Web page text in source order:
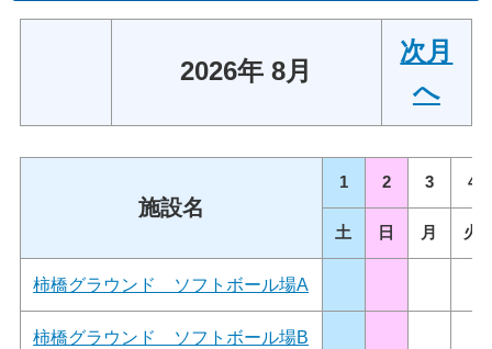
2026年 8月
次月
へ
施設名
1 2 3 4
土 日 月 火
柿橋グラウンド ソフトボール場A
柿橋グラウンド ソフトボール場B